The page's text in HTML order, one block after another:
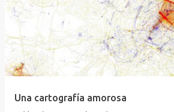
Una cartografía amorosa